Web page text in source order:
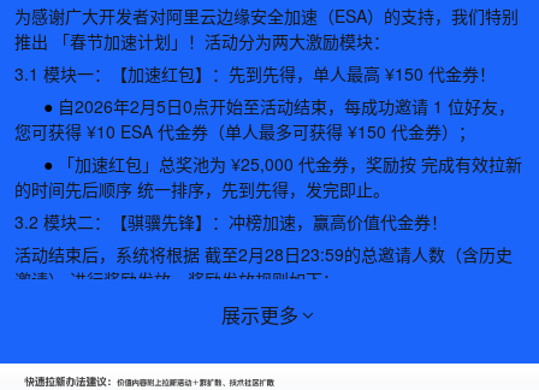
为感谢广大开发者对阿里云边缘安全加速（ESA）的支持，我们特别
推出 「春节加速计划」！活动分为两大激励模块：
3.1 模块一：【加速红包】：先到先得，单人最高 ¥150 代金券！
● 自2026年2月5日0点开始至活动结束，每成功邀请 1 位好友，
您可获得 ¥10 ESA 代金券（单人最多可获得 ¥150 代金券）；
●
「加速红包」总奖池为 ¥25,000 代金券，奖励按 完成有效拉新
的时间先后顺序 统一排序，先到先得，发完即止。
3.2 模块二：【骐骥先锋】：冲榜加速，赢高价值代金券！
活动结束后，系统将根据 截至2月28日23:59的总邀请人数 （含历史
邀请） 进行奖励发放，奖励发放规则如下：
一等奖：¥1000 ESA代金券，数量1个（最低邀请人数600人）
●三等奖：¥300 ESA代金券，数量7个（最低邀请人数200人）
展示更多